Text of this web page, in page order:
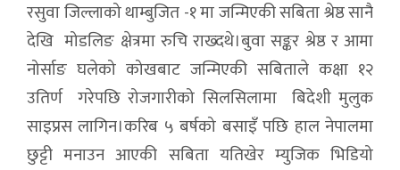
रसुवा जिल्लाको थाम्बुजित -१ मा जन्मिएकी सबिता श्रेष्ठ सानै
देखि मोडलिङ क्षेत्रमा रुचि राख्दथे।बुवा सङ्कर श्रेष्ठ र आमा
नोर्साङ घलेको कोखबाट जन्मिएकी सबिताले कक्षा १२
उतिर्ण गरेपछि रोजगारीको सिलसिलामा बिदेशी मुलुक
साइप्रस लागिन।करिब ५ बर्षको बसाइँ पछि हाल नेपालमा
छुट्टी मनाउन आएकी सबिता यतिखेर म्युजिक भिडियो